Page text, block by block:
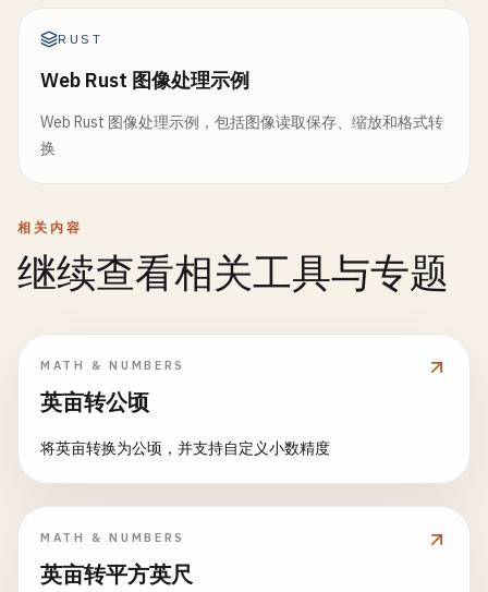
RUST
Web Rust 图像处理示例
Web Rust 图像处理示例，包括图像读取保存、缩放和格式转
换
相关内容
继续查看相关工具与专题
MATH & NUMBERS
英亩转公顷
将英亩转换为公顷，并支持自定义小数精度
MATH & NUMBERS
英亩转平方英尺